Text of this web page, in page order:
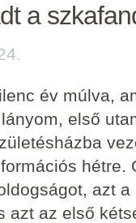
a
év múlva,
első
hétre.
azt
azt az első